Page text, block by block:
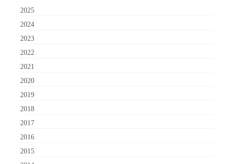
2025
2024
2023
2022
2021
2020
2019
2018
2017
2016
2015